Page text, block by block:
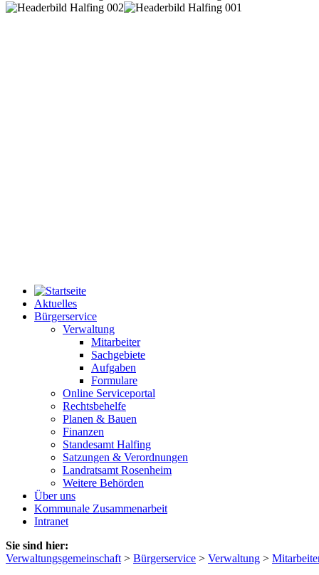
Aktuelles
Bürgerservice
Verwaltung
Mitarbeiter
Sachgebiete
Aufgaben
Formulare
Online Serviceportal
Rechtsbehelfe
Planen & Bauen
Finanzen
Standesamt Halfing
Satzungen & Verordnungen
Landratsamt Rosenheim
Weitere Behörden
Über uns
Kommunale Zusammenarbeit
Intranet
Sie sind hier:
Verwaltungsgemeinschaft > Bürgerservice > Verwaltung >